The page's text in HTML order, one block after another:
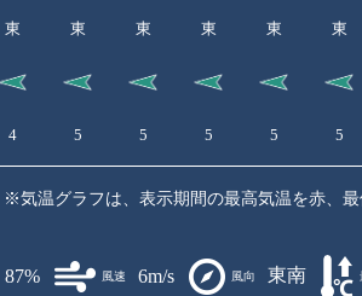
東 東 東 東 東 東
4 5 5 5 5 5
※気温グラフは、表示期間の最高気温を赤、最
87% 風速 6m/s 風向 東南